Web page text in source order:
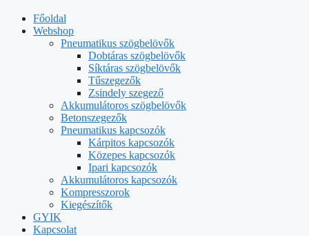
Főoldal
Webshop
Pneumatikus szögbelövők
Dobtáras szögbelövők
Síktáras szögbelövők
Tűszegezők
Zsindely szegező
Akkumulátoros szögbelövők
Betonszegezők
Pneumatikus kapcsozók
Kárpitos kapcsozók
Közepes kapcsozók
Ipari kapcsozók
Akkumulátoros kapcsozók
Kompresszorok
Kiegészítők
GYIK
Kapcsolat